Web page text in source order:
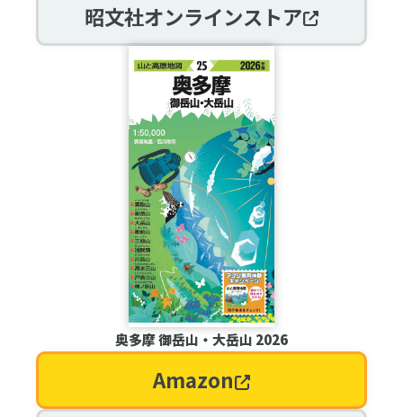
昭文社オンラインストア
奥多摩 御岳山・大岳山 2026
Amazon